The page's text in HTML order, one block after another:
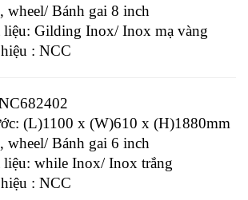
Bánh gai 8 inch
liệu: Gilding Inox/ Inox mạ vàng
: NCC
(L)1100 x (W)610 x (H)1880mm
Bánh gai 6 inch
liệu: while Inox/ Inox trắng
: NCC